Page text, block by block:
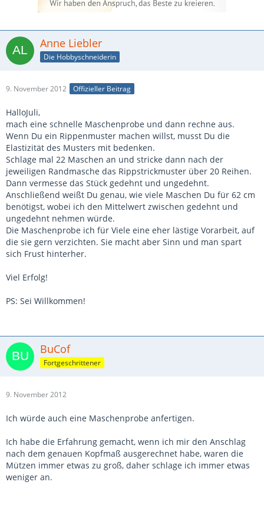
Anne Liebler
Die Hobbyschneiderin
9. November 2012 Offizieller Beitrag
HalloJuli,
mach eine schnelle Maschenprobe und dann rechne aus.
Wenn Du ein Rippenmuster machen willst, musst Du die
Elastizität des Musters mit bedenken.
Schlage mal 22 Maschen an und stricke dann nach der
jeweiligen Randmasche das Rippstrickmuster über 20 Reihen.
Dann vermesse das Stück gedehnt und ungedehnt.
Anschließend weißt Du genau, wie viele Maschen Du für 62 cm
benötigst, wobei ich den Mittelwert zwischen gedehnt und
ungedehnt nehmen würde.
Die Maschenprobe ich für Viele eine eher lästige Vorarbeit, auf
die sie gern verzichten. Sie macht aber Sinn und man spart
sich Frust hinterher.
Viel Erfolg!
PS: Sei Willkommen!
BuCof
Fortgeschrittener
9. November 2012
Ich würde auch eine Maschenprobe anfertigen.
Ich habe die Erfahrung gemacht, wenn ich mir den Anschlag
nach dem genauen Kopfmaß ausgerechnet habe, waren die
Mützen immer etwas zu groß, daher schlage ich immer etwas
weniger an.